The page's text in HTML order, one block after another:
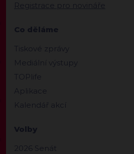
Registrace pro novináře
Co děláme
Tiskové zprávy
Mediální výstupy
TOPlife
Aplikace
Kalendář akcí
Volby
2026 Senát